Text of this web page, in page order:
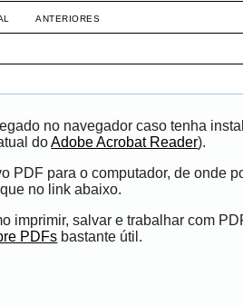
ANTERIORES
no navegador caso tenha
doAdobe Acrobat Reader).
PDF para o computador, de onde
no link abaixo.
imprimir, salvar e trabalhar com
PDFs bastante útil.